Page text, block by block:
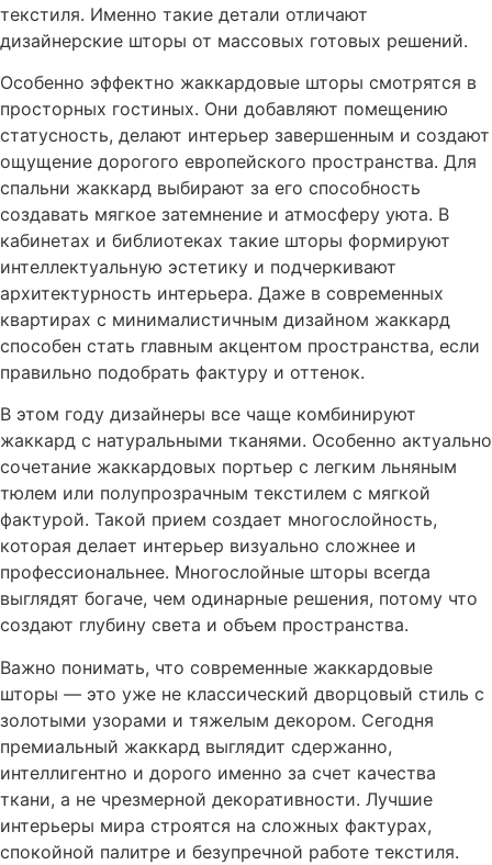
текстиля. Именно такие детали отличают
дизайнерские шторы от массовых готовых решений.
Особенно эффектно жаккардовые шторы смотрятся в
просторных гостиных. Они добавляют помещению
статусность, делают интерьер завершенным и создают
ощущение дорогого европейского пространства. Для
спальни жаккард выбирают за его способность
создавать мягкое затемнение и атмосферу уюта. В
кабинетах и библиотеках такие шторы формируют
интеллектуальную эстетику и подчеркивают
архитектурность интерьера. Даже в современных
квартирах с минималистичным дизайном жаккард
способен стать главным акцентом пространства, если
правильно подобрать фактуру и оттенок.
В этом году дизайнеры все чаще комбинируют
жаккард с натуральными тканями. Особенно актуально
сочетание жаккардовых портьер с легким льняным
тюлем или полупрозрачным текстилем с мягкой
фактурой. Такой прием создает многослойность,
которая делает интерьер визуально сложнее и
профессиональнее. Многослойные шторы всегда
выглядят богаче, чем одинарные решения, потому что
создают глубину света и объем пространства.
Важно понимать, что современные жаккардовые
шторы — это уже не классический дворцовый стиль с
золотыми узорами и тяжелым декором. Сегодня
премиальный жаккард выглядит сдержанно,
интеллигентно и дорого именно за счет качества
ткани, а не чрезмерной декоративности. Лучшие
интерьеры мира строятся на сложных фактурах,
спокойной палитре и безупречной работе текстиля.